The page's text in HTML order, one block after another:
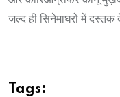
जल्द ही सिनेमाघरों में दस्तक
Tags: